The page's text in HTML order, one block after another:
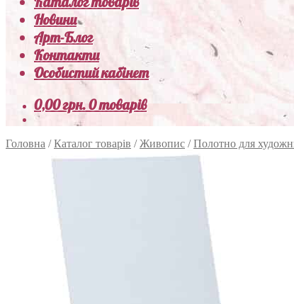
Новини
Арт-Блог
Контакти
Особистий кабінет
0,00грн.0 товарів
Головна /Каталог товарів /Живопис /Полотно для